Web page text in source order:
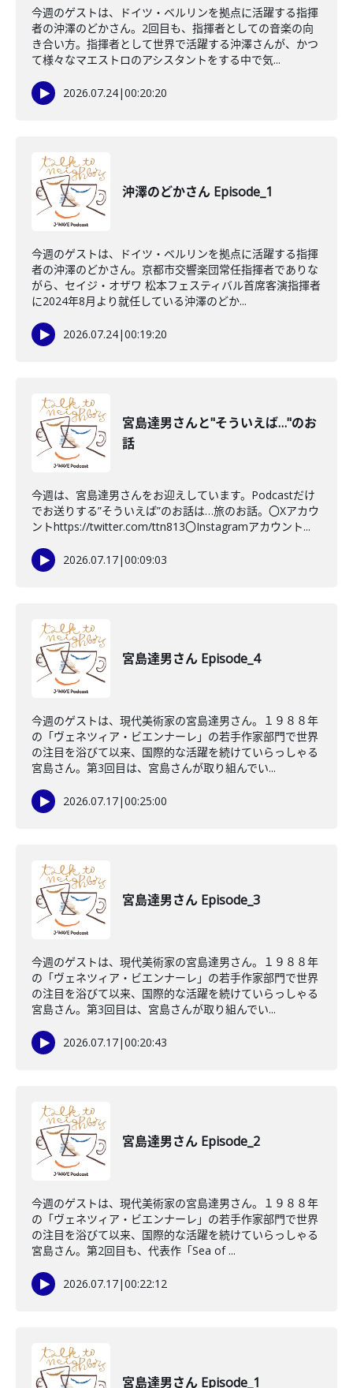
今週のゲストは、ドイツ・ベルリンを拠点に活躍する指揮
者の沖澤のどかさん。2回目も、指揮者としての音楽の向
き合い方。指揮者として世界で活躍する沖澤さんが、かつ
て様々なマエストロのアシスタントをする中で気...
2026.07.24|00:20:20
沖澤のどかさん Episode_1
今週のゲストは、ドイツ・ベルリンを拠点に活躍する指揮
者の沖澤のどかさん。京都市交響楽団常任指揮者でありな
がら、セイジ・オザワ 松本フェスティバル首席客演指揮者
に2024年8月より就任している沖澤のどか...
2026.07.24|00:19:20
宮島達男さんと"そういえば…"のお
話
今週は、宮島達男さんをお迎えしています。Podcastだけ
でお送りする”そういえば”のお話は…旅のお話。〇Xアカウ
ントhttps://twitter.com/ttn813〇Instagramアカウント...
2026.07.17|00:09:03
宮島達男さん Episode_4
今週のゲストは、現代美術家の宮島達男さん。１９８８年
の「ヴェネツィア・ビエンナーレ」の若手作家部門で世界
の注目を浴びて以来、国際的な活躍を続けていらっしゃる
宮島さん。第3回目は、宮島さんが取り組んでい...
2026.07.17|00:25:00
宮島達男さん Episode_3
今週のゲストは、現代美術家の宮島達男さん。１９８８年
の「ヴェネツィア・ビエンナーレ」の若手作家部門で世界
の注目を浴びて以来、国際的な活躍を続けていらっしゃる
宮島さん。第3回目は、宮島さんが取り組んでい...
2026.07.17|00:20:43
宮島達男さん Episode_2
今週のゲストは、現代美術家の宮島達男さん。１９８８年
の「ヴェネツィア・ビエンナーレ」の若手作家部門で世界
の注目を浴びて以来、国際的な活躍を続けていらっしゃる
宮島さん。第2回目も、代表作「Sea of ...
2026.07.17|00:22:12
宮島達男さん Episode_1